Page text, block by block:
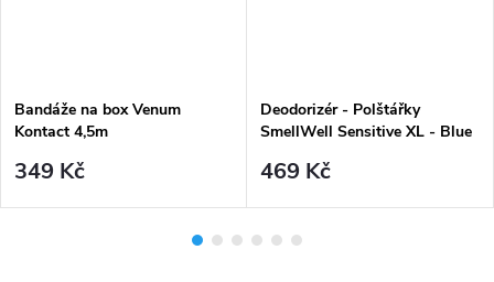
Bandáže na box Venum
Kontact 4,5m
349 Kč
Deodorizér - Polštářky
SmellWell Sensitive XL - Blue
469 Kč